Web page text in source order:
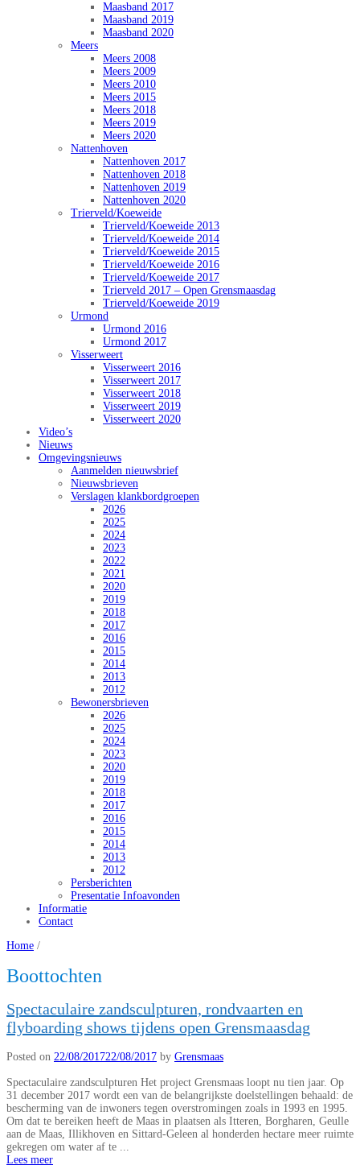
Maasband 2017
Maasband 2019
Maasband 2020
Meers
Meers 2008
Meers 2009
Meers 2010
Meers 2015
Meers 2018
Meers 2019
Meers 2020
Nattenhoven
Nattenhoven 2017
Nattenhoven 2018
Nattenhoven 2019
Nattenhoven 2020
Trierveld/Koeweide
Trierveld/Koeweide 2013
Trierveld/Koeweide 2014
Trierveld/Koeweide 2015
Trierveld/Koeweide 2016
Trierveld/Koeweide 2017
Trierveld 2017 – Open Grensmaasdag
Trierveld/Koeweide 2019
Urmond
Urmond 2016
Urmond 2017
Visserweert
Visserweert 2016
Visserweert 2017
Visserweert 2018
Visserweert 2019
Visserweert 2020
Video’s
Nieuws
Omgevingsnieuws
Aanmelden nieuwsbrief
Nieuwsbrieven
Verslagen klankbordgroepen
2026
2025
2024
2023
2022
2021
2020
2019
2018
2017
2016
2015
2014
2013
2012
Bewonersbrieven
2026
2025
2024
2023
2020
2019
2018
2017
2016
2015
2014
2013
2012
Persberichten
Presentatie Infoavonden
Informatie
Contact
Home /
Boottochten
Spectaculaire zandsculpturen, rondvaarten en
flyboarding shows tijdens open Grensmaasdag
Posted on 22/08/201722/08/2017 by Grensmaas
Spectaculaire zandsculpturen Het project Grensmaas loopt nu tien jaar. Op
31 december 2017 wordt een van de belangrijkste doelstellingen behaald: de
bescherming van de inwoners tegen overstromingen zoals in 1993 en 1995.
Om dat te bereiken heeft de Maas in plaatsen als Itteren, Borgharen, Geulle
aan de Maas, Illikhoven en Sittard-Geleen al honderden hectare meer ruimte
gekregen om water af te ...
Lees meer